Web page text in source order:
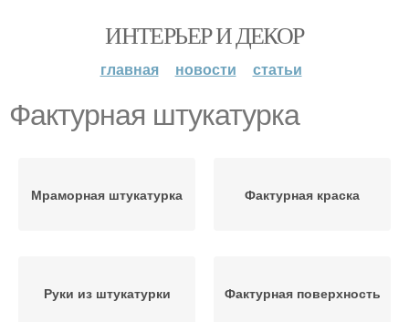
ИНТЕРЬЕР И ДЕКОР
главная новости статьи
Фактурная штукатурка
Мраморная штукатурка Фактурная краска
Руки из штукатурки Фактурная поверхность